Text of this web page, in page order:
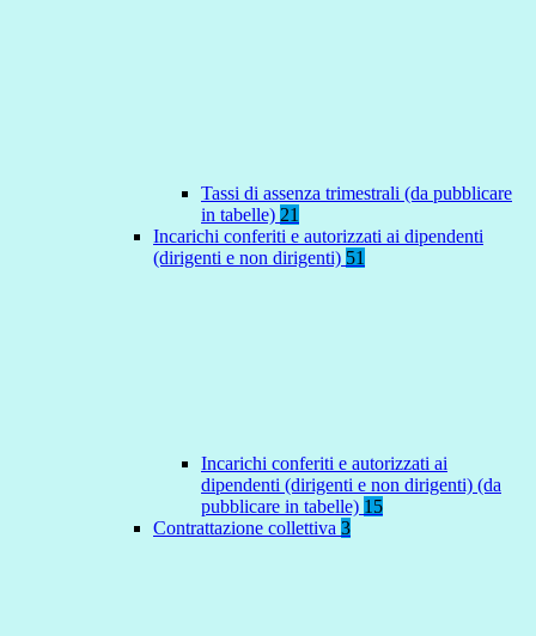
Tassi di assenza trimestrali (da pubblicare
in tabelle) 21
Incarichi conferiti e autorizzati ai dipendenti
(dirigenti e non dirigenti) 51
Incarichi conferiti e autorizzati ai
dipendenti (dirigenti e non dirigenti) (da
pubblicare in tabelle) 15
Contrattazione collettiva 3